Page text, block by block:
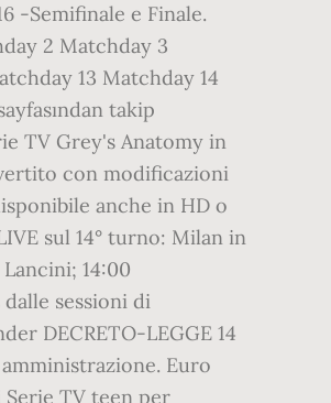
-Semifinale e Finale.
2 Matchday 3
13 Matchday 14
takip
TV Grey's Anatomy in
con modificazioni
anche in HD o
sul 14° turno: Milan in
14:00
sessioni di
DECRETO-LEGGE 14
Euro
Serie TV teen per